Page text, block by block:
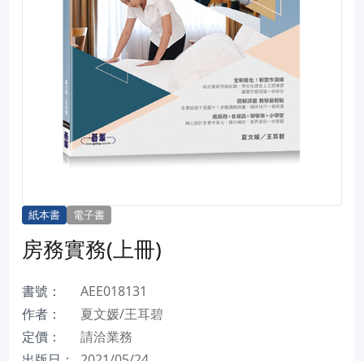
紙本書 電子書
房務實務(上冊)
書號：
AEE018131
作者：
夏文媛/王耳碧
定價：
請洽業務